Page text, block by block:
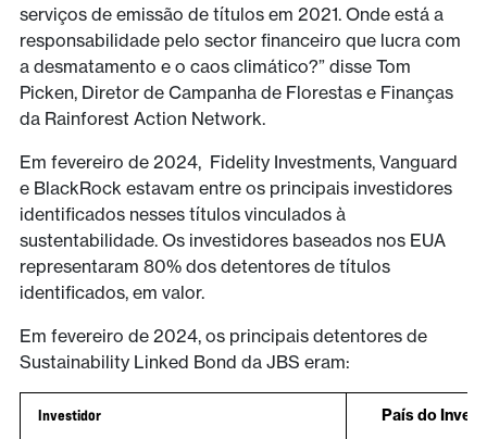
serviços de emissão de títulos em 2021. Onde está a
responsabilidade pelo sector financeiro que lucra com
a desmatamento e o caos climático?” disse Tom
Picken, Diretor de Campanha de Florestas e Finanças
da Rainforest Action Network.
Em fevereiro de 2024, Fidelity Investments, Vanguard
e BlackRock estavam entre os principais investidores
identificados nesses títulos vinculados à
sustentabilidade. Os investidores baseados nos EUA
representaram 80% dos detentores de títulos
identificados, em valor.
Em fevereiro de 2024, os principais detentores de
Sustainability Linked Bond da JBS eram:
Investidor País do